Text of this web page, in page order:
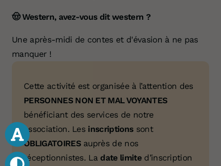
🤠 Western, avez-vous dit western ?
Une après-midi de contes et d'évasion à ne pas
manquer !
Cette activité est organisée à l’attention des
PERSONNES NON ET MAL VOYANTES
bénéficiant des services de notre
association. Les inscriptionssont
OBLIGATOIRESauprès de nos
réceptionnistes. La date limited’inscription